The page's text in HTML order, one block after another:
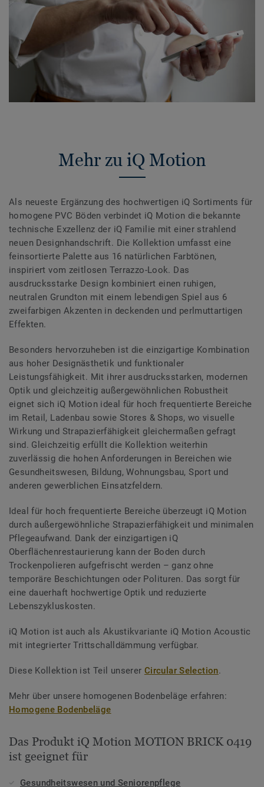
Mehr zu iQ Motion
Als neueste Ergänzung des hochwertigen iQ Sortiments für
homogene PVC Böden verbindet iQ Motion die bekannte
technische Exzellenz der iQ Familie mit einer strahlend
neuen Designhandschrift. Die Kollektion umfasst eine
feinsortierte Palette aus 16 natürlichen Farbtönen,
inspiriert vom zeitlosen Terrazzo-Look. Das
ausdrucksstarke Design kombiniert einen ruhigen,
neutralen Grundton mit einem lebendigen Spiel aus 6
zweifarbigen Akzenten in deckenden und perlmuttartigen
Effekten.
Besonders hervorzuheben ist die einzigartige Kombination
aus hoher Designästhetik und funktionaler
Leistungsfähigkeit. Mit ihrer ausdrucksstarken, modernen
Optik und gleichzeitig außergewöhnlichen Robustheit
eignet sich iQ Motion ideal für hoch frequentierte Bereiche
im Retail, Ladenbau sowie Stores & Shops, wo visuelle
Wirkung und Strapazierfähigkeit gleichermaßen gefragt
sind. Gleichzeitig erfüllt die Kollektion weiterhin
zuverlässig die hohen Anforderungen in Bereichen wie
Gesundheitswesen, Bildung, Wohnungsbau, Sport und
anderen gewerblichen Einsatzfeldern.
Ideal für hoch frequentierte Bereiche überzeugt iQ Motion
durch außergewöhnliche Strapazierfähigkeit und minimalen
Pflegeaufwand. Dank der einzigartigen iQ
Oberflächenrestaurierung kann der Boden durch
Trockenpolieren aufgefrischt werden – ganz ohne
temporäre Beschichtungen oder Polituren. Das sorgt für
eine dauerhaft hochwertige Optik und reduzierte
Lebenszykluskosten.
iQ Motion ist auch als Akustikvariante iQ Motion Acoustic
mit integrierter Trittschalldämmung verfügbar.
Diese Kollektion ist Teil unserer Circular Selection.
Mehr über unsere homogenen Bodenbeläge erfahren:
Homogene Bodenbeläge
Das Produkt iQ Motion MOTION BRICK 0419
ist geeignet für
Gesundheitswesen und Seniorenpflege